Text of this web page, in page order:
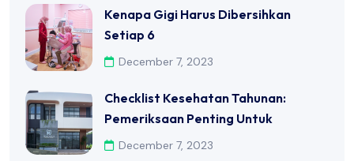
Kenapa Gigi Harus Dibersihkan
Setiap 6
December 7, 2023
Checklist Kesehatan Tahunan:
Pemeriksaan Penting Untuk
December 7, 2023